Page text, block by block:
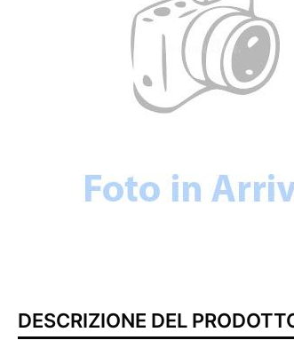
DESCRIZIONE DEL